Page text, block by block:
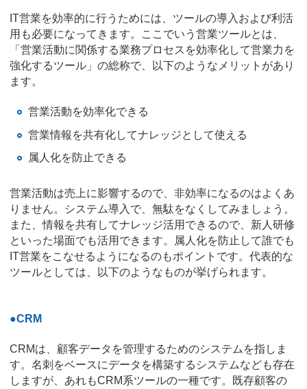
IT営業を効率的に行うためには、ツールの導入および利活
用も必要になってきます。ここでいう営業ツールとは、
「営業活動に関係する業務プロセスを効率化して営業力を
強化するツール」の総称で、以下のようなメリットがあり
ます。
営業活動を効率化できる
営業情報を共有化してナレッジとして使える
属人化を防止できる
営業活動は売上に影響するので、非効率になるのはよくあ
りません。システム導入で、無駄をなくしてみましょう。
また、情報を共有してナレッジ活用できるので、新人研修
といった場面でも活用できます。属人化を防止して誰でも
IT営業をこなせるようになるのもポイントです。代表的な
ツールとしては、以下のようなものが挙げられます。
●CRM
CRMは、顧客データを管理するためのシステムを指しま
す。名刺をベースにデータを構築するシステムなども存在
しますが、あれもCRM系ツールの一種です。既存顧客の